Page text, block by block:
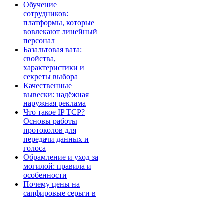
Обучение
сотрудников:
платформы, которые
вовлекают линейный
персонал
Базальтовая вата:
свойства,
характеристики и
секреты выбора
Качественные
вывески: надёжная
наружная реклама
Что такое IP TCP?
Основы работы
протоколов для
передачи данных и
голоса
Обрамление и уход за
могилой: правила и
особенности
Почему цены на
сапфировые серьги в